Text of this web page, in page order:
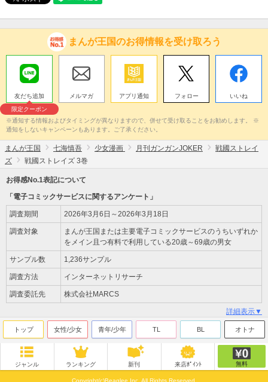
まんが王国のお得情報を受け取ろう
友だち追加
限定クーポン
メルマガ アプリ通知 フォロー いいね
※通知する情報およびタイミングが異なりますので、併せて受け取ることをお勧めします。 ※
通知をしないキャンペーンもあります。ご了承ください。
まんが王国 七海慎吾 少女漫画 月刊ガンガンJOKER
戦國ストレイ
ズ
戦國ストレイズ 3巻
お得感No.1表記について
「電子コミックサービスに関するアンケート」
調査期間 2026年3月6日～2026年3月18日
調査対象
まんが王国または主要電子コミックサービスのうちいずれか
をメイン且つ有料で利用している20歳～69歳の男女
サンプル数 1,236サンプル
調査方法 インターネットリサーチ
調査委託先 株式会社MARCS
詳細表示▼
トップ 女性/少女 青年/少年 TL BL オトナ
ジャンル ランキング 新刊 来店ﾎﾟｲﾝﾄ 無料
Copyright(c)Beaglee Inc. All Rights Reserved.